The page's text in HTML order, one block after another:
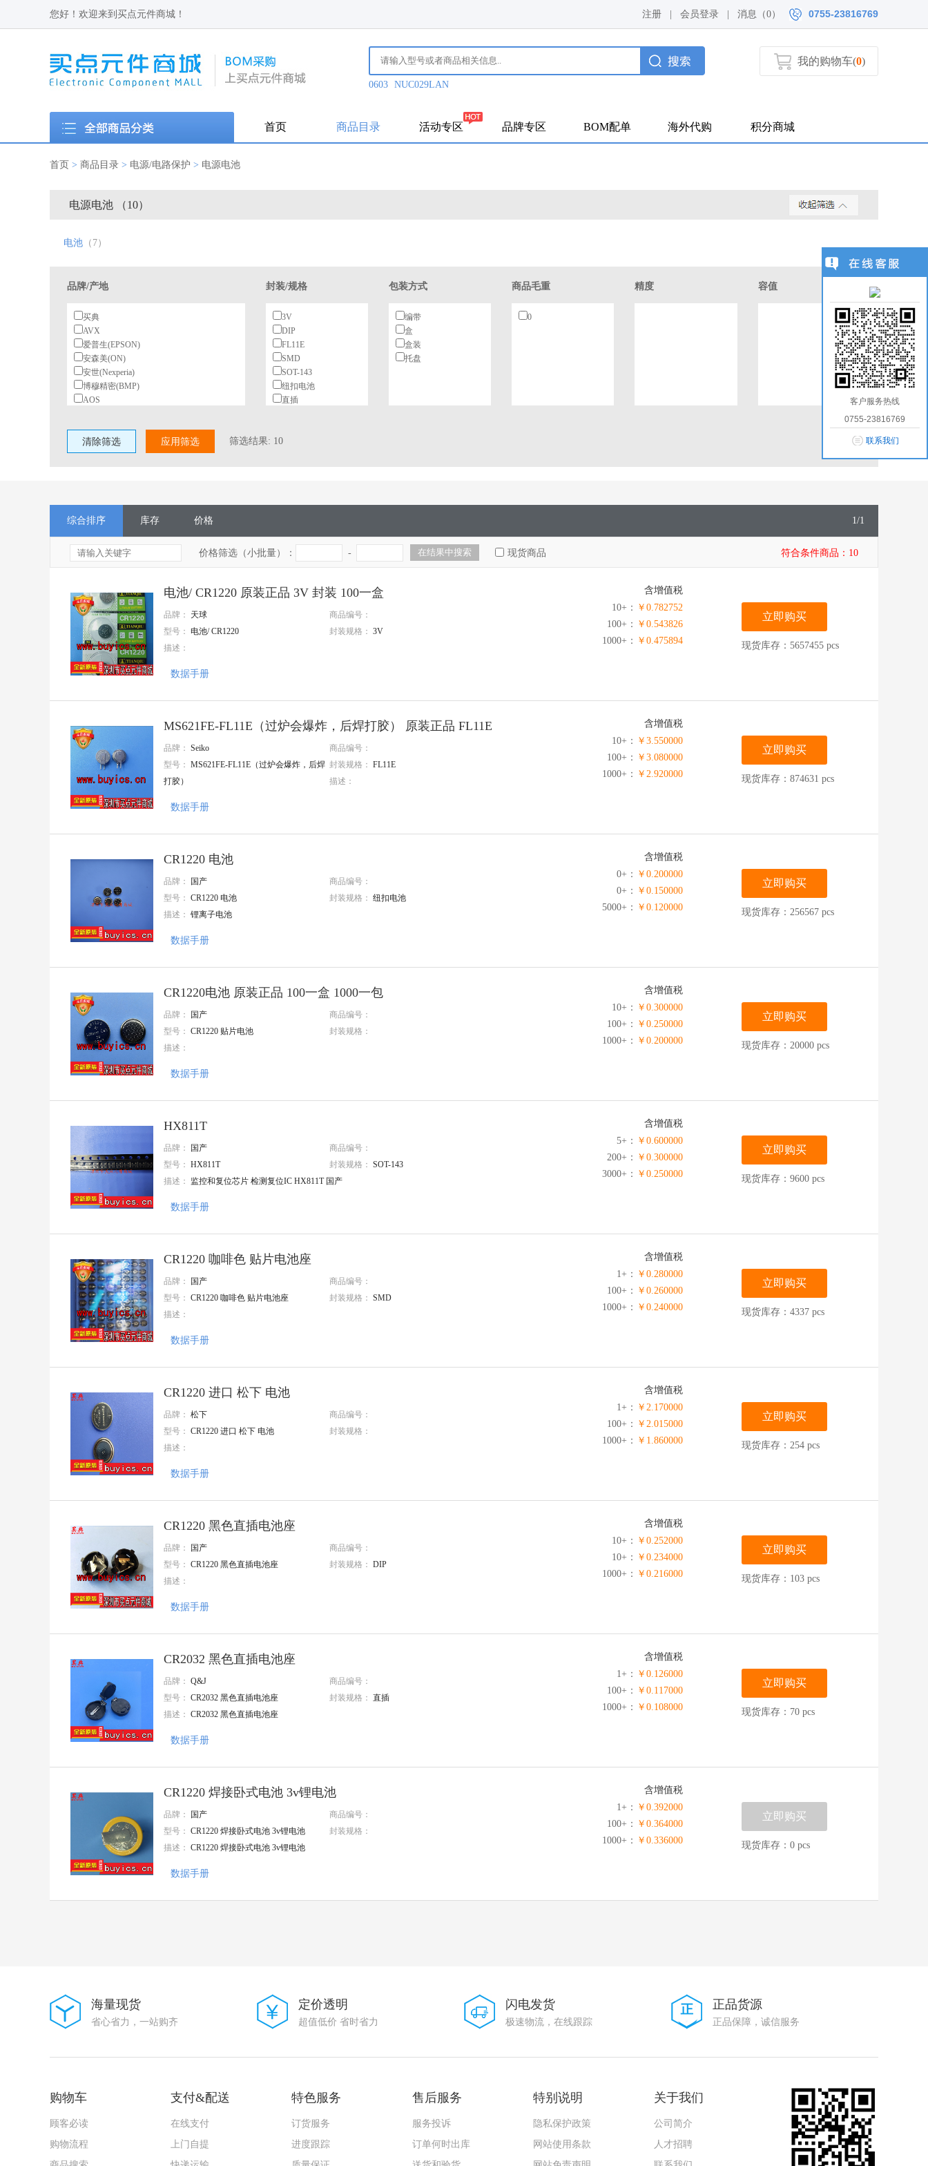
0755-23816769
注册 会员登录 消息（0）
您好！欢迎来到买点元件商城！
我的购物车(0)
0603 NUC029LAN
首页 商品目录 活动专区 品牌专区 BOM配单 海外代购 积分商城
首页 > 商品目录 > 电源/电路保护 > 电源电池
电源电池 （10）
电池 （7）
品牌/产地 封装/规格 包装方式 商品毛重 精度 容值
买典
AVX
爱普生(EPSON)
安森美(ON)
安世(Nexperia)
博穆精密(BMP)
AOS
BeiQi
柏恩斯(BOURNS)
博林(BL)
东高志(TOCOS)
风华
国星光电
台湾丰宾(CapXon)
HGSEMI(华冠)
ST(意法半导体)
TI(德州仪器)
Nexperia(安世)
大毅科技
VISHAY(威世)
Goertek(歌尔)
Harting(浩亭)
HenryTech(恒利泰)
MACOM(镁可)
U-BLOX(优北罗)
MPS(芯源)
Chipanalog(川土微)
7Q-TEK(七芯中创)
SUNTO/拓尔尚途
onsemi(安森美)
Cmos(广东场效应半导体)
FORT(致强)
Nations(国民技术)
TE Connectivity(泰科电子)
Mentech(铭普光磁)
MaxLinear(迈凌)
JMA
三晶
Knowles(楼氏)
NIDEC(尼得科)
CT MICRO
华宇创
EVERLIGHT/亿光
CHENMKO
CIKI(皓富)
Q&J
KANGNEX(康奈克斯电气)
增益
OptoSupply(光谷)
Zetta(澜智)
LX(连线电子
Better(贝特)
KDS(大真空)
卓睿
TYCO
Nextron(台湾正凌)
TAITIEN(泰艺电子)
Ckmtw(灿科盟)
惠华
JAMICON(台湾凯美)
SAMYOUNG(韩国三莹)
HUAWEI(华威集团)
ABLIC(艾普凌科)
精拓金
FMD
AMS
GANGYUAN(港源)
AMASS(艾迈斯)
VO(翔胜)
CYPRESS(赛普拉斯)
PROD(谱罗德)
TC
HTC
MIC
INGHAi(赢海)
HCTL(华灿天禄)
HDGC(华德共创)
NJCON(永立)
JYJE(晶友嘉)
Yuandi(台湾元迪）
ACX
HX(红星)
JS(钜硕电子)
SINOFUSE(西安中熔)
ZHOURI(洲日)
3V
DIP
FL11E
SMD
SOT-143
纽扣电池
直插
编带
盒
盒装
托盘
0
清除筛选 应用筛选 筛选结果: 10
1/1
综合排序 库存 价格
符合条件商品： 10
价格筛选（小批量）： - 现货商品
电池/ CR1220 原装正品 3V 封装 100一盒
品牌： 天球
商品编号：
型号：
电池/ CR1220 封装规格： 3V
描述：
数据手册
含增值税
10+： ￥0.782752
100+： ￥0.543826
1000+： ￥0.475894
立即购买
现货库存：5657455 pcs
MS621FE-FL11E（过炉会爆炸，后焊打胶） 原装正品 FL11E
封装
品牌： Seiko
商品编号：
型号： MS621FE-FL11E（过炉会爆炸，后焊
打胶）
封装规格： FL11E
描述：
数据手册
含增值税
10+： ￥3.550000
100+： ￥3.080000
1000+： ￥2.920000
立即购买
现货库存：874631 pcs
CR1220 电池
品牌： 国产
商品编号：
型号： CR1220 电池 封装规格： 纽扣电池
描述： 锂离子电池
数据手册
含增值税
0+： ￥0.200000
0+： ￥0.150000
5000+： ￥0.120000
立即购买
现货库存：256567 pcs
CR1220电池 原装正品 100一盒 1000一包
品牌： 国产
商品编号：
型号： CR1220 贴片电池
封装规格：
描述：
数据手册
含增值税
10+： ￥0.300000
100+： ￥0.250000
1000+： ￥0.200000
立即购买
现货库存：20000 pcs
HX811T
品牌： 国产
商品编号：
型号： HX811T 封装规格： SOT-143
描述：
监控和复位芯片 检测复位IC HX811T 国产
数据手册
含增值税
5+： ￥0.600000
200+： ￥0.300000
3000+： ￥0.250000
立即购买
现货库存：9600 pcs
CR1220 咖啡色 贴片电池座
品牌： 国产
商品编号：
型号： CR1220 咖啡色 贴片电池座 封装规格： SMD
描述：
数据手册
含增值税
1+： ￥0.280000
100+： ￥0.260000
1000+： ￥0.240000
立即购买
现货库存：4337 pcs
CR1220 进口 松下 电池
品牌： 松下
商品编号：
型号： CR1220 进口 松下 电池
封装规格：
描述：
数据手册
含增值税
1+： ￥2.170000
100+： ￥2.015000
1000+： ￥1.860000
立即购买
现货库存：254 pcs
CR1220 黑色直插电池座
品牌： 国产
商品编号：
型号： CR1220 黑色直插电池座 封装规格： DIP
描述：
数据手册
含增值税
10+： ￥0.252000
10+： ￥0.234000
1000+： ￥0.216000
立即购买
现货库存：103 pcs
CR2032 黑色直插电池座
品牌： Q&J
商品编号：
型号： CR2032 黑色直插电池座 封装规格： 直插
描述： CR2032 黑色直插电池座
数据手册
含增值税
1+： ￥0.126000
100+： ￥0.117000
1000+： ￥0.108000
立即购买
现货库存：70 pcs
CR1220 焊接卧式电池 3v锂电池
品牌： 国产
商品编号：
型号： CR1220 焊接卧式电池 3v锂电池
封装规格：
描述： CR1220 焊接卧式电池 3v锂电池
数据手册
含增值税
1+： ￥0.392000
100+： ￥0.364000
1000+： ￥0.336000
立即购买
现货库存：0 pcs
海量现货
省心省力，一站购齐
定价透明
超值低价 省时省力
闪电发货
极速物流，在线跟踪
正品货源
正品保障，诚信服务
购物车
顾客必读
购物流程
支付&配送
在线支付
上门自提
特色服务
订货服务
进度跟踪
售后服务
服务投诉
订单何时出库
特别说明
隐私保护政策
网站使用条款
关于我们
公司简介
人才招聘
客户服务热线
0755-23816769
联系我们